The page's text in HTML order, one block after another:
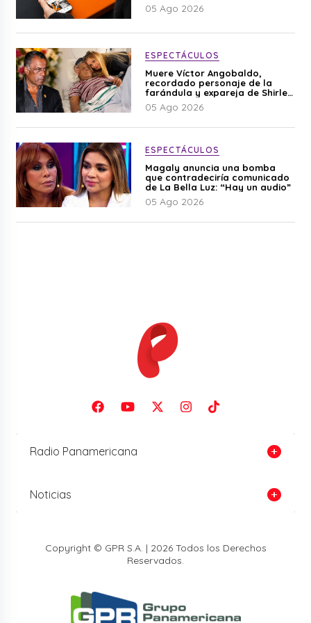
05 Ago 2026
ESPECTÁCULOS
Muere Víctor Angobaldo,
recordado personaje de la
farándula y expareja de Shirley
Cherres
05 Ago 2026
ESPECTÁCULOS
Magaly anuncia una bomba
que contradeciría comunicado
de La Bella Luz: “Hay un audio”
05 Ago 2026
Radio Panamericana
Noticias
Copyright © GPR S.A. | 2026 Todos los Derechos
Reservados.